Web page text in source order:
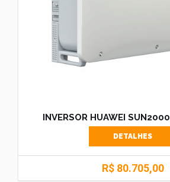
INVERSOR HUAWEI
DETALHES
R$ 80.705,00